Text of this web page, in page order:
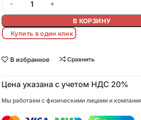
В КОРЗИНУ
Купить в один клик
В избранное Сравнить
Цена указана с учетом НДС 20%
Мы работаем с физическими лицами и